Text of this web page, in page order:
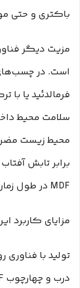
باکتری و حتی
مزیت دیگر
است. در چسب‌های
فرمالدئید یا
سلامت محیط
محیط زیست
برابر تابش
MDF در طول زمان خواهد شد.
مزایای کاربرد
تولید با